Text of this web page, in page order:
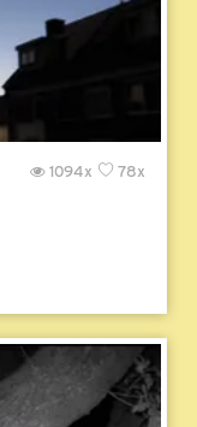
78x
1094x